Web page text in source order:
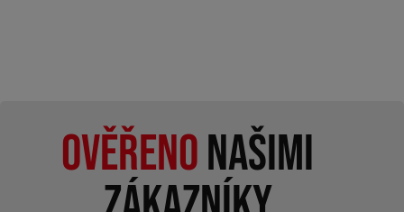
Ověřenonašimi